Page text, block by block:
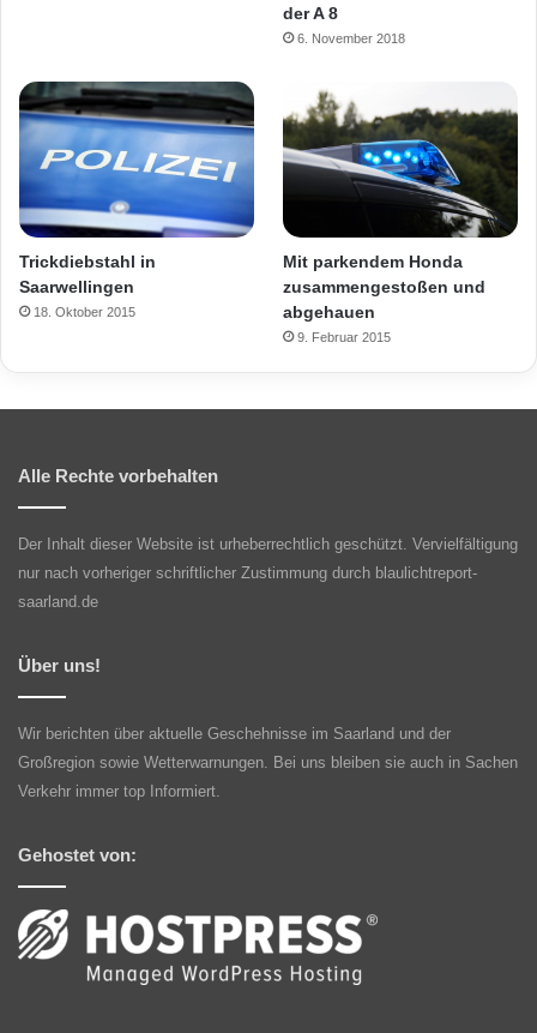
der A 8
6. November 2018
Trickdiebstahl in
Saarwellingen
18. Oktober 2015
Mit parkendem Honda
zusammengestoßen und
abgehauen
9. Februar 2015
Alle Rechte vorbehalten
Der Inhalt dieser Website ist urheberrechtlich geschützt. Vervielfältigung
nur nach vorheriger schriftlicher Zustimmung durch blaulichtreport-
saarland.de
Über uns!
Wir berichten über aktuelle Geschehnisse im Saarland und der
Großregion sowie Wetterwarnungen. Bei uns bleiben sie auch in Sachen
Verkehr immer top Informiert.
Gehostet von: